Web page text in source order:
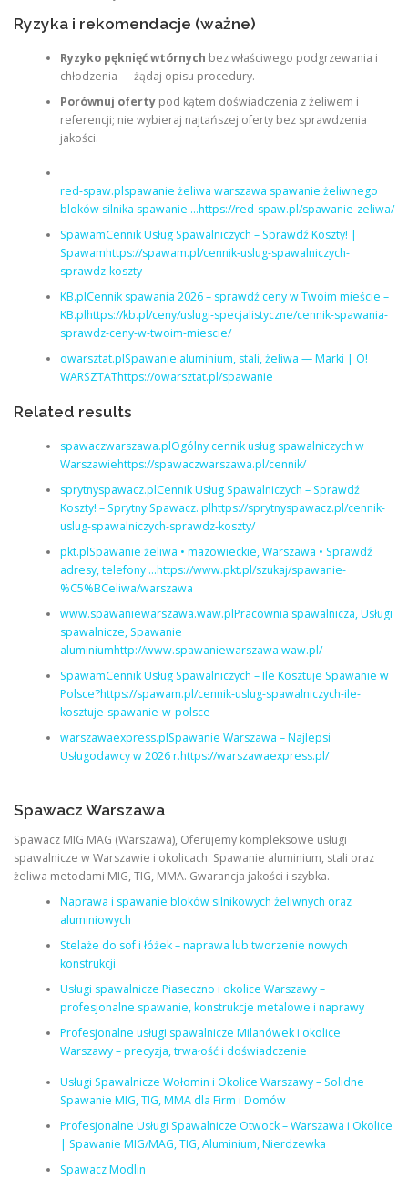
Ryzyka i rekomendacje (ważne)
Ryzyko pęknięć wtórnych bez właściwego podgrzewania i
chłodzenia — żądaj opisu procedury.
Porównuj ofertypod kątem doświadczenia z żeliwem i
referencji; nie wybieraj najtańszej oferty bez sprawdzenia
jakości.
red-spaw.plspawanie żeliwa warszawa spawanie żeliwnego
bloków silnika spawanie …https://red-spaw.pl/spawanie-zeliwa/
SpawamCennik Usług Spawalniczych – Sprawdź Koszty! |
Spawamhttps://spawam.pl/cennik-uslug-spawalniczych-
sprawdz-koszty
KB.plCennik spawania 2026 – sprawdź ceny w Twoim mieście –
KB.plhttps://kb.pl/ceny/uslugi-specjalistyczne/cennik-spawania-
sprawdz-ceny-w-twoim-miescie/
owarsztat.plSpawanie aluminium, stali, żeliwa — Marki | O!
WARSZTAThttps://owarsztat.pl/spawanie
Related results
spawaczwarszawa.plOgólny cennik usług spawalniczych w
Warszawiehttps://spawaczwarszawa.pl/cennik/
sprytnyspawacz.plCennik Usług Spawalniczych – Sprawdź
Koszty! – Sprytny Spawacz. plhttps://sprytnyspawacz.pl/cennik-
uslug-spawalniczych-sprawdz-koszty/
pkt.plSpawanie żeliwa • mazowieckie, Warszawa • Sprawdź
adresy, telefony …https://www.pkt.pl/szukaj/spawanie-
%C5%BCeliwa/warszawa
www.spawaniewarszawa.waw.plPracownia spawalnicza, Usługi
spawalnicze, Spawanie
aluminiumhttp://www.spawaniewarszawa.waw.pl/
SpawamCennik Usług Spawalniczych – Ile Kosztuje Spawanie w
Polsce?https://spawam.pl/cennik-uslug-spawalniczych-ile-
kosztuje-spawanie-w-polsce
warszawaexpress.plSpawanie Warszawa – Najlepsi
Usługodawcy w 2026 r.https://warszawaexpress.pl/
Spawacz Warszawa
Spawacz MIG MAG (Warszawa), Oferujemy kompleksowe usługi
spawalnicze w Warszawie i okolicach. Spawanie aluminium, stali oraz
żeliwa metodami MIG, TIG, MMA. Gwarancja jakości i szybka.
Naprawa i spawanie bloków silnikowych żeliwnych oraz
aluminiowych
Stelaże do sof i łóżek – naprawa lub tworzenie nowych
konstrukcji
Usługi spawalnicze Piaseczno i okolice Warszawy –
profesjonalne spawanie, konstrukcje metalowe i naprawy
Profesjonalne usługi spawalnicze Milanówek i okolice
Warszawy – precyzja, trwałość i doświadczenie
Usługi Spawalnicze Wołomin i Okolice Warszawy – Solidne
Spawanie MIG, TIG, MMA dla Firm i Domów
Profesjonalne Usługi Spawalnicze Otwock – Warszawa i Okolice
| Spawanie MIG/MAG, TIG, Aluminium, Nierdzewka
Spawacz Modlin